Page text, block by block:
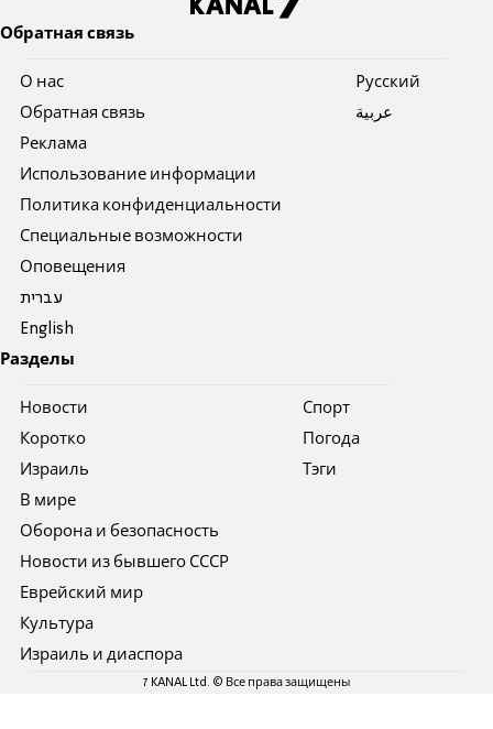
Обратная связь
О нас
Обратная связь
Реклама
Использование информации
Политика конфиденциальности
Специальные возможности
Оповещения
עברית
English
Pусский
عربية
Разделы
Новости
Коротко
Израиль
В мире
Оборона и безопасность
Новости из бывшего СССР
Еврейский мир
Культура
Израиль и диаспора
Спорт
Погода
Тэги
7 KANAL Ltd. © Все права защищены